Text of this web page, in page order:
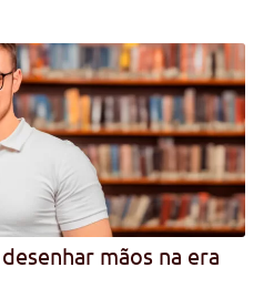
mãos na era